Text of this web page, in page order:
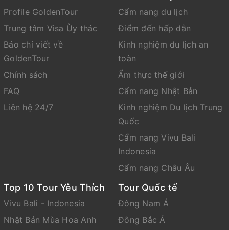
Profile GoldenTour
Trung tâm Visa Ùy thác
Báo chí viết về
GoldenTour
Chính sách
FAQ
Liên hệ 24/7
Cẩm nang du lịch
Điểm đến hấp dẫn
Kinh nghiệm du lịch an
toàn
Ẩm thực thế giới
Cẩm nang Nhật Bản
Kinh nghiệm Du lịch Trung
Quốc
Cẩm nang Vivu Bali
Indonesia
Cẩm nang Châu Âu
Top 10 Tour Yêu Thích
Vivu Bali - Indonesia
Nhật Bản Mùa Hoa Anh
Tour Quốc tế
Đông Nam Á
Đông Bắc Á